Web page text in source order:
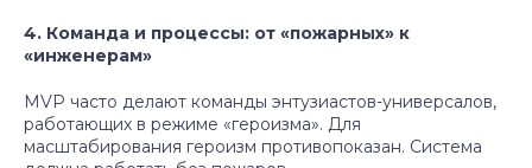
4. Команда и процессы: от «пожарных» к
«инженерам»
MVP часто делают команды энтузиастов-универсалов,
работающих в режиме «героизма». Для
масштабирования героизм противопоказан. Система